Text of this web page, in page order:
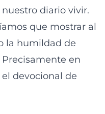
diario vivir.
que mostrar al
la humildad de
en
devocional de